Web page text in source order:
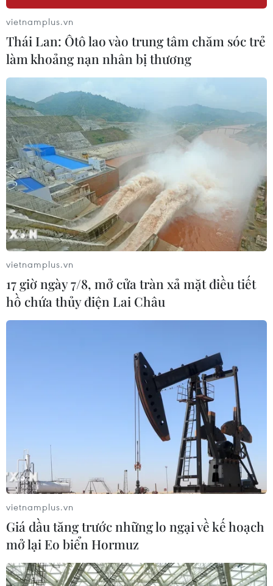
vietnamplus.vn
Thái Lan: Ôtô lao vào trung tâm chăm sóc trẻ
làm khoảng nạn nhân bị thương
vietnamplus.vn
17 giờ ngày 7/8, mở cửa tràn xả mặt điều tiết
hồ chứa thủy điện Lai Châu
vietnamplus.vn
Giá dầu tăng trước những lo ngại về kế hoạch
mở lại Eo biển Hormuz